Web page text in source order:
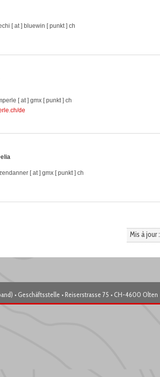
[ at ] bluewin [ punkt ] ch
[ at ] gmx [ punkt ] ch
de
[ at ] gmx [ punkt ] ch
Mis à jour
• Geschäftsstelle • Reiserstrasse 75 • CH-4600 Olten